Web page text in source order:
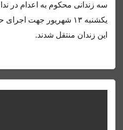
سه زندانی محکوم به اعدام در
یکشنبه ۱۳ شهریور جهت
این زندان منتقل شدند.